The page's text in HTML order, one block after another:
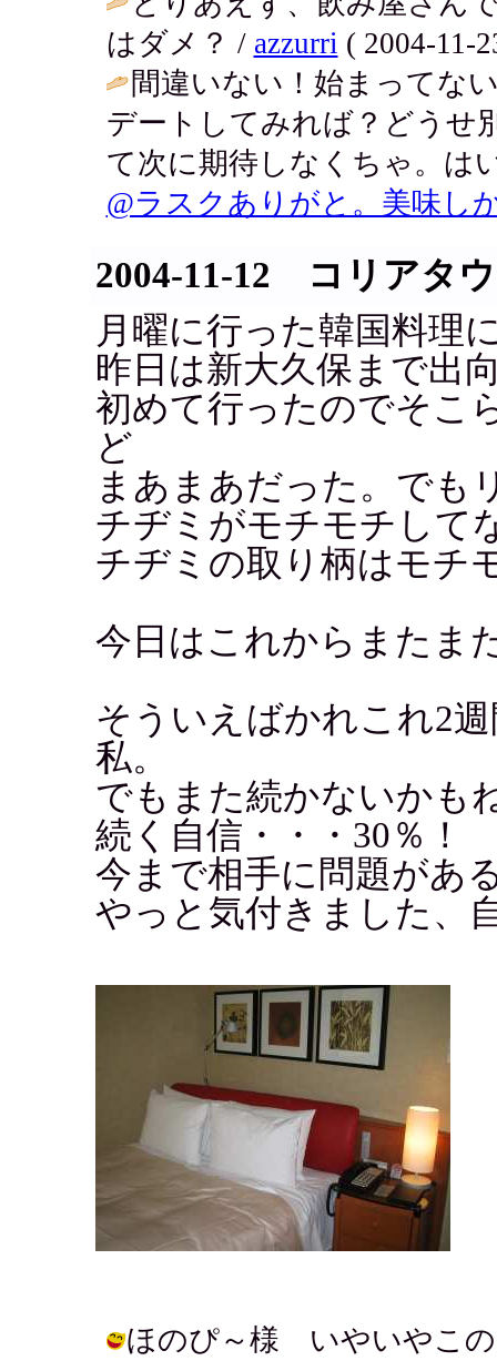
はダメ？ / azzurri ( 2004-11-
間違いない！始まってな
デートしてみれば？どうせ
て次に期待しなくちゃ。は
@ラスクありがと。美味し
2004-11-12 コリアタ
月曜に行った韓国料理
昨日は新大久保まで出
初めて行ったのでそこ
ど
まあまあだった。でも
チヂミがモチモチして
チヂミの取り柄はモチ
今日はこれからまたま
そういえばかれこれ2
私。
でもまた続かないかも
続く自信・・・30％！
今まで相手に問題があ
やっと気付きました、
ほのぴ～様 いやいやこ